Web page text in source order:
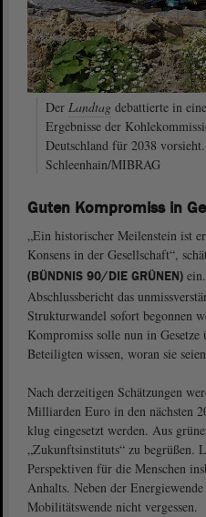
Der Landtag debattierte in
Ergebnisse der
Deutschland für 2038
Schleenhain/MIBRAG
Guten Kompromiss in
„Ein historischer Meilenstein ist
Konsens in der Gesellschaft“,
(BÜNDNIS 90/DIE GRÜNEN)
Abschlussbericht das
Strukturwandel sofort begonnen
Kompromiss solle nun in
Beteiligten wissen, woran sie
Nach derzeitigen Schätzungen
Milliarden Euro in den nächsten
klug eingesetzt werden. Aus
„Zukunftsinstituts“ zu begrüßen.
Perspektiven für die Menschen
Anhalts. Neben der
Mobilitätswende nicht vergessen.